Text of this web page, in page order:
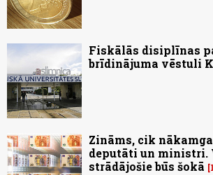
Fiskālās disiplīnas
brīdinājuma vēstuli
Zināms, cik
deputāti un ministri.
strādājošie būs šokā